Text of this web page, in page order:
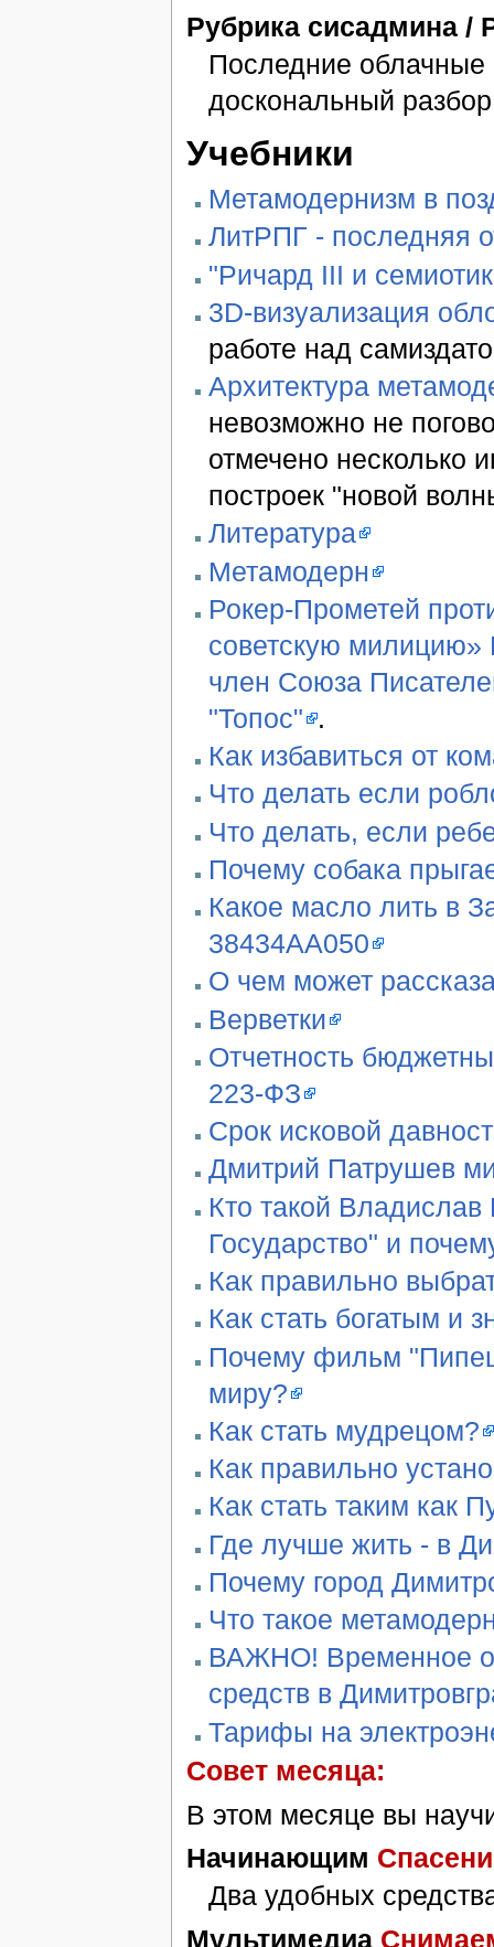
Рубрика сисадмина /
Последние
доскональный
Учебники
Метамодернизм в
ЛитРПГ - последняя
"Ричард III и
3D-визуализация
работе над
Архитектура
невозможно не
отмечено несколько
построек "новой
Литература
Метамодерн
Рокер-Прометей
советскую
член Союза
"Топос" .
Как избавиться от
Что делать если
Что делать, если
Почему собака
Какое масло лить в
38434AA050
О чем может
Верветки
Отчетность
223-ФЗ
Срок исковой
Дмитрий Патрушев
Кто такой
Государство" и
Как правильно
Как стать богатым и
Почему фильм
миру?
Как стать мудрецом?
Как правильно
Как стать таким как
Где лучше жить - в
Почему город
Что такое
ВАЖНО! Временное
средств в
Тарифы на
Совет месяца:
В этом месяце вы
Начинающим
Два удобных
Мультимедиа